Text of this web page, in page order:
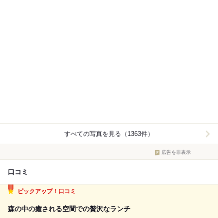
すべての写真を見る（1363件）
広告を非表示
口コミ
ピックアップ！口コミ
森の中の癒される空間での贅沢なランチ